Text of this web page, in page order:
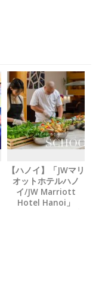
【ハノイ】「JWマリ
オットホテルハノ
イ/JW Marriott
Hotel Hanoi」